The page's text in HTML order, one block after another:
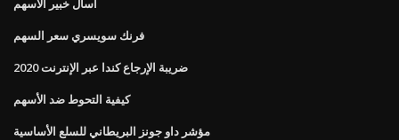
اسأل خبير الأسهم
فرنك سويسري سعر السهم
2020 ضريبة الإرجاع كندا عبر الإنترنت
كيفية التحوط ضد الأسهم
مؤشر داو جونز البريطاني للسلع الأساسية